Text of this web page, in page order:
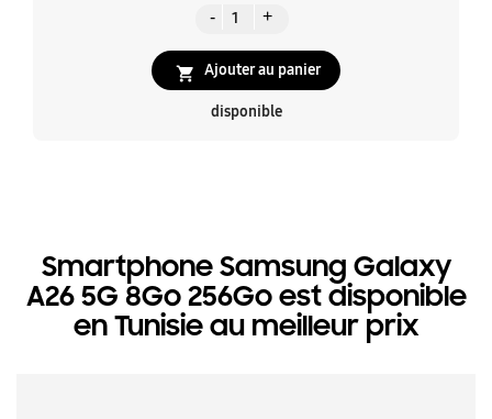
 Ajouter au panier
disponible
Smartphone Samsung Galaxy
A26 5G 8Go 256Go est disponible
en Tunisie au meilleur prix